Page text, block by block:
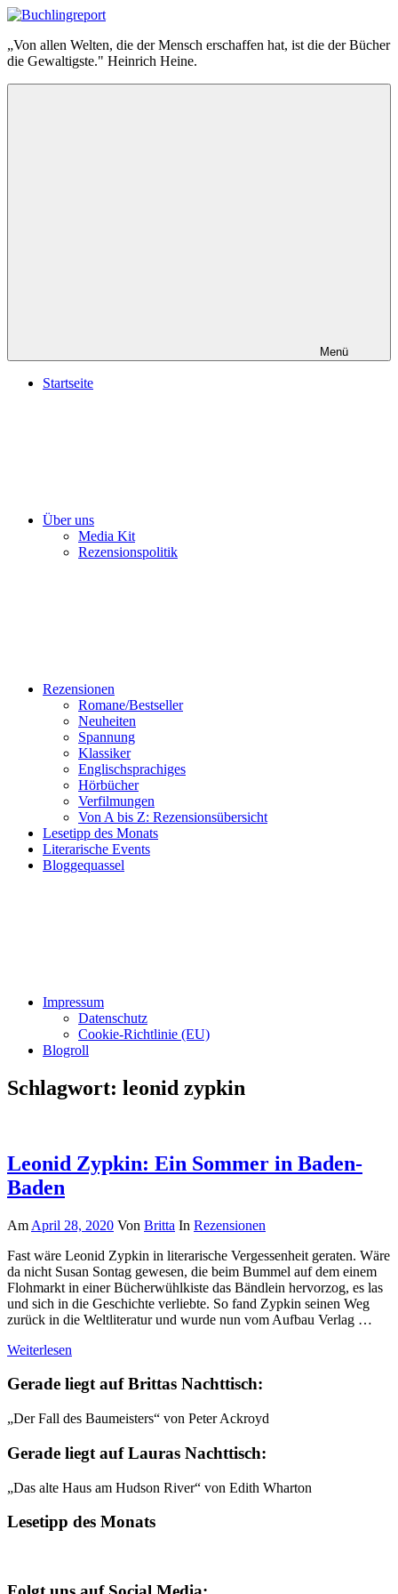
Zum
springen
Buchlingreport
„Von allen Welten, die der Mensch erschaffen hat, ist die der Bücher
die Gewaltigste." Heinrich Heine.
Menü
Startseite
Über uns
Media Kit
Rezensionspolitik
Rezensionen
Romane/Bestseller
Neuheiten
Spannung
Klassiker
Englischsprachiges
Hörbücher
Verfilmungen
Von A bis Z: Rezensionsübersicht
Lesetipp des Monats
Literarische Events
Bloggequassel
Impressum
Datenschutz
Cookie-Richtlinie (EU)
Blogroll
Schlagwort: leonid zypkin
Leonid Zypkin: Ein Sommer in Baden-
Baden
Am April 28, 2020 Von Britta In Rezensionen
Fast wäre Leonid Zypkin in literarische Vergessenheit geraten. Wäre
da nicht Susan Sontag gewesen, die beim Bummel auf dem einem
Flohmarkt in einer Bücherwühlkiste das Bändlein hervorzog, es las
und sich in die Geschichte verliebte. So fand Zypkin seinen Weg
zurück in die Weltliteratur und wurde nun vom Aufbau Verlag …
Weiterlesen
Gerade liegt auf Brittas Nachttisch:
„Der Fall des Baumeisters“ von Peter Ackroyd
Gerade liegt auf Lauras Nachttisch:
„Das alte Haus am Hudson River“ von Edith Wharton
Lesetipp des Monats